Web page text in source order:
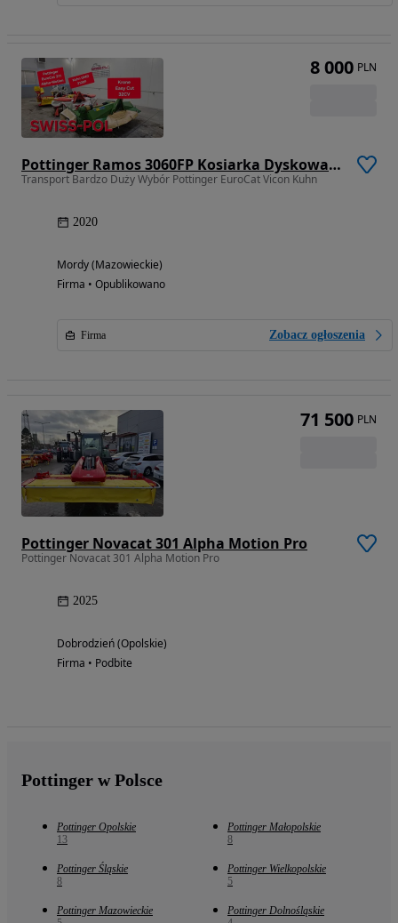
Pottinger Ramos 3060FP Kosiarka Dyskowa Czołowa Radon Fendt Slicer Krone Samasz Kuhn
Transport Bardzo Duży Wybór Pottinger EuroCat Vicon Kuhn
2020
Mordy (Mazowieckie)
Firma • Opublikowano
Firma Zobacz ogłoszenia
8 000 PLN
Pottinger Novacat 301 Alpha Motion Pro
Pottinger Novacat 301 Alpha Motion Pro
2025
Dobrodzień (Opolskie)
Firma • Podbite
71 500 PLN
Pottinger w Polsce
Pottinger Opolskie
13
Pottinger Małopolskie
8
Pottinger Śląskie
8
Pottinger Wielkopolskie
5
Pottinger Mazowieckie
Pottinger Dolnośląskie